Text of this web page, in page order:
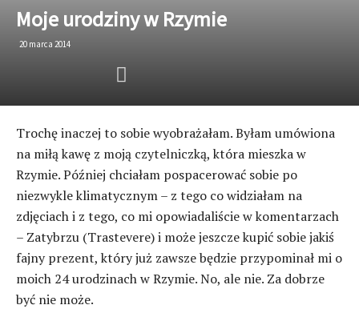
Moje urodziny w Rzymie
20 marca 2014
Trochę inaczej to sobie wyobrażałam. Byłam umówiona
na miłą kawę z moją czytelniczką, która mieszka w
Rzymie. Później chciałam pospacerować sobie po
niezwykle klimatycznym – z tego co widziałam na
zdjęciach i z tego, co mi opowiadaliście w komentarzach
– Zatybrzu (Trastevere) i może jeszcze kupić sobie jakiś
fajny prezent, który już zawsze będzie przypominał mi o
moich 24 urodzinach w Rzymie. No, ale nie. Za dobrze
być nie może.